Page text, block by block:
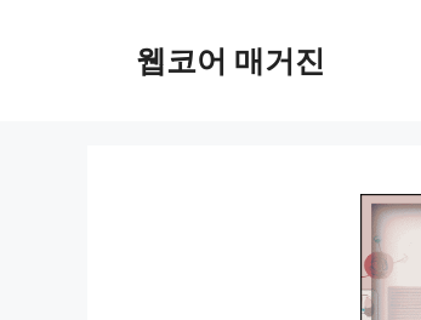
웹코어 매거진